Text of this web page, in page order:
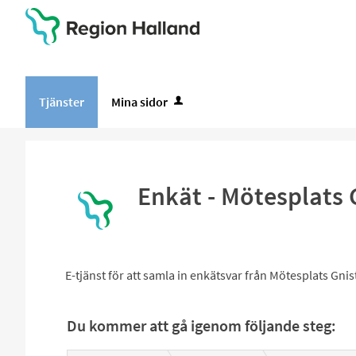
Tjänster Mina sidor
Enkät - Mötesplats
E-tjänst för att samla in enkätsvar från Mötesplats
Du kommer att gå igenom följande steg: